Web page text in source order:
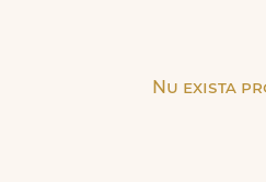
Nu exista